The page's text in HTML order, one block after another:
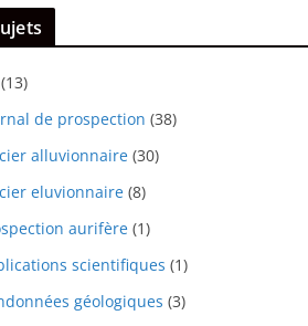
(13)
de prospection (38)
alluvionnaire (30)
eluvionnaire (8)
aurifère (1)
scientifiques (1)
géologiques (3)